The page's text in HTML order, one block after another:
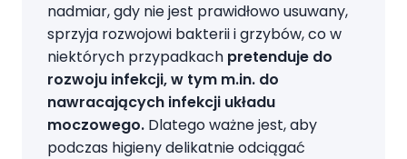
nadmiar, gdy nie jest prawidłowo usuwany,
sprzyja rozwojowi bakterii i grzybów, co w
niektórych przypadkach pretenduje do
rozwoju infekcji, w tym m.in. do
nawracających infekcji układu
moczowego. Dlatego ważne jest, aby
podczas higieny delikatnie odciągać